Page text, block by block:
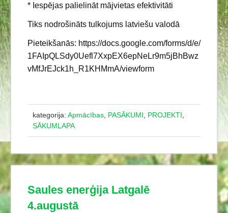
* Iespējas palielināt mājvietas efektivitāti
Tiks nodrošināts tulkojums latviešu valodā
Pieteikšanās: https://docs.google.com/forms/d/e/
1FAIpQLSdy0Uefl7XxpEX6epNeLr9m5jBhBwz
vMfJrEJck1h_R1KHMmA/viewform
kategorija: Apmācības, PASĀKUMI PROJEKTI
SĀKUMLAPA
Saules enerģija Latgalē
4.augustā